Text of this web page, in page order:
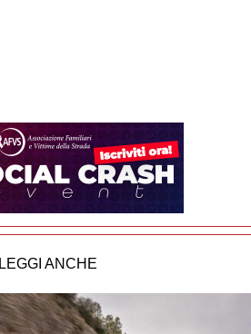
LEGGI ANCHE